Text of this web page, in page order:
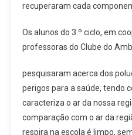
recuperaram cada
Os alunos do 3.º ciclo, em
professoras do Clube do
pesquisaram acerca dos
perigos para a saúde, tendo
caracteriza o ar da nossa
comparação com o ar da
respira na escola é limpo,